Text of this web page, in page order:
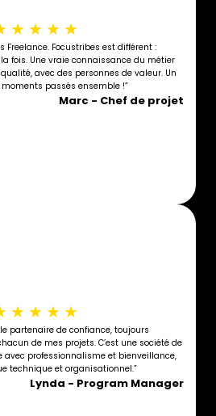
★ ★ ★ ★
Freelance. Focustribes est différent :
fois. Une vraie connaissance du métier
avec des personnes de valeur. Un
passés ensemble !”
Marc - Chef de projet
★ ★ ★ ★
partenaire de confiance, toujours
de mes projets. C’est une société de
avec professionnalisme et bienveillance,
technique et organisationnel.”
Lynda - Program Manager